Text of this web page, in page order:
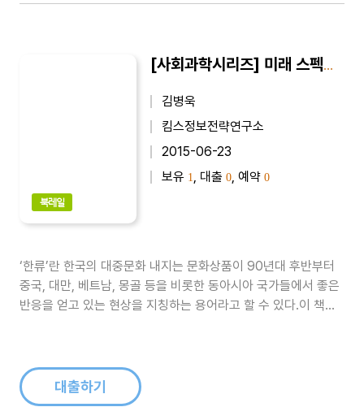
북레일
[사회과학시리즈] 미래 스펙트럼 한류 분해
김병욱
킴스정보전략연구소
2015-06-23
보유 1 , 대출 0 , 예약 0
‘한류’란 한국의 대중문화 내지는 문화상품이 90년대 후반부터
중국, 대만, 베트남, 몽골 등을 비롯한 동아시아 국가들에서 좋은
반응을 얻고 있는 현상을 지칭하는 용어라고 할 수 있다.이 책에
의 영향 쇠퇴..
대출하기